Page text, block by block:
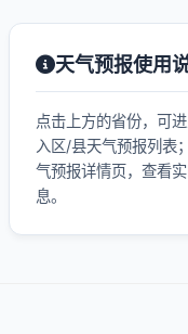
天气预报使用
点击上方的省份，可
入区/县天气预报列表
气预报详情页，查看
息。